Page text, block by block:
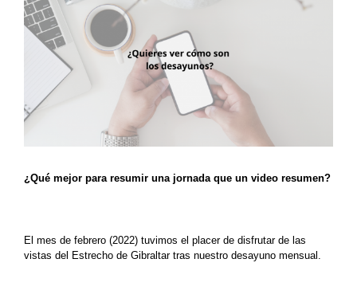
Image
¿Qué mejor para resumir una jornada que un video resumen?
El mes de febrero (2022) tuvimos el placer de disfrutar de las
vistas del Estrecho de Gibraltar tras nuestro desayuno mensual.